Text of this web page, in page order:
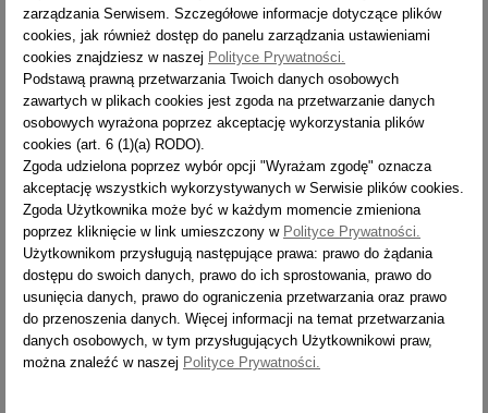
ZASIĘG PRACY [M] 7,3
CIĘŻAR [KG]
WYSYŁKA 14 dni
STABILIZATOR [CM] 115
LICZBA SZCZEBLI
ZASIĘG PRACY [M] 8,4
CIĘŻAR [KG] 18,8
WYSYŁKA 14 dni
zarządzania Serwisem. Szczegółowe informacje dotyczące plików
cookies, jak również dostęp do panelu zarządzania ustawieniami
cookies znajdziesz w naszej Polityce Prywatności.
Podstawą prawną przetwarzania Twoich danych osobowych
zawartych w plikach cookies jest zgoda na przetwarzanie danych
osobowych wyrażona poprzez akceptację wykorzystania plików
cookies (art. 6 (1)(a) RODO).
Zgoda udzielona poprzez wybór opcji "Wyrażam zgodę" oznacza
akceptację wszystkich wykorzystywanych w Serwisie plików cookies.
Zgoda Użytkownika może być w każdym momencie zmieniona
poprzez kliknięcie w link umieszczony w Polityce Prywatności.
Użytkownikom przysługują następujące prawa: prawo do żądania
dostępu do swoich danych, prawo do ich sprostowania, prawo do
usunięcia danych, prawo do ograniczenia przetwarzania oraz prawo
do przenoszenia danych. Więcej informacji na temat przetwarzania
danych osobowych, w tym przysługujących Użytkownikowi praw,
można znaleźć w naszej Polityce Prywatności.